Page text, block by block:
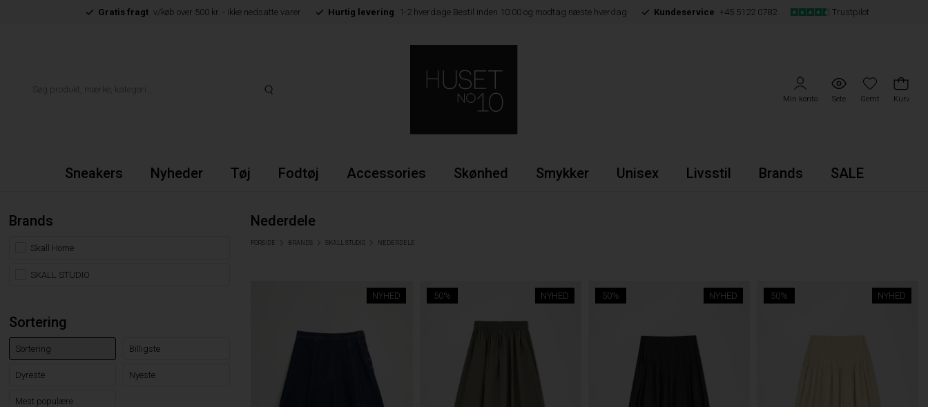
Gratis fragt v/køb over 500 kr. - ikke nedsatte varer Hurtig levering 1-2 hverdage Bestil inden 10:00 og modtag næste hverdag Kundeservice +45 5122 0782 Trustpilot
Min konto Sete Gemt Kurv
Sneakers Nyheder Tøj Fodtøj Accessories Skønhed Smykker Unisex Livsstil Brands SALE
Brands
Skall Home
SKALL STUDIO
Sortering
Sortering Billigste
Dyreste Nyeste
Mest populære
Nederdele
FORSIDE BRANDS SKALL STUDIO NEDERDELE
NYHED NYHED
50% NYHED
50% NYHED
50%